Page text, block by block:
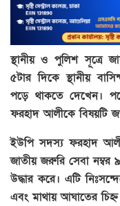
স্থানীয় ও পুলিশ সূত্রে
৫টার দিকে স্থানীয়
পড়ে থাকতে দেখেন।
ফরহাদ আলীকে বিষয়টি
ইউপি সদস্য ফরহাদ
জাতীয় জরুরি সেবা
উদ্ধার করে। এটি
এবং মাথায় আঘাতের চিহ্ন